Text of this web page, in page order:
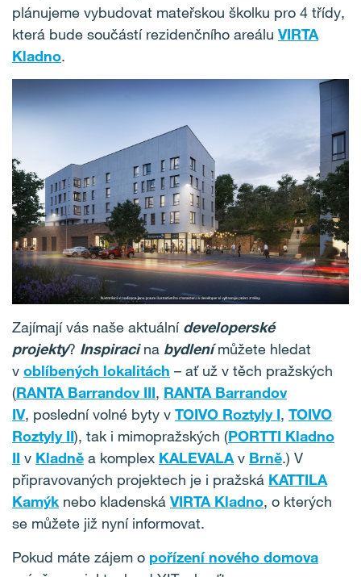
plánujeme vybudovat mateřskou školku pro 4 třídy,
která bude součástí rezidenčního areálu VIRTA
Kladno.
Zajímají vás naše aktuální developerské
projekty? Inspiracina bydlenímůžete hledat
v oblíbených lokalitách – ať už v těch pražských
(RANTA Barrandov III, RANTA Barrandov
IV, poslední volné byty v TOIVO Roztyly I, TOIVO
Roztyly II), tak i mimopražských (PORTTI Kladno
II v Kladně a komplex KALEVALA v Brně.) V
připravovaných projektech je i pražská KATTILA
Kamýk nebo kladenská VIRTA Kladno, o kterých
se můžete již nyní informovat.
Pokud máte zájem o pořízení nového domova